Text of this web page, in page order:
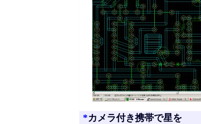
*カメラ付き携帯で星を